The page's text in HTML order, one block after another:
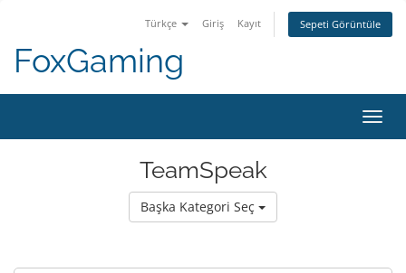
Türkçe Giriş Kayıt Sepeti Görüntüle
FoxGaming
TeamSpeak
Başka Kategori Seç